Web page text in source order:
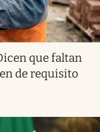
que faltan
de requisito